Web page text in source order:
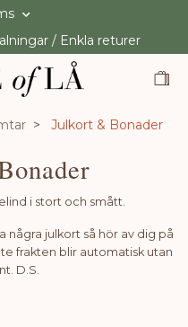
/ Enkla returer
Julkort & Bonader
i stort och smått.
några julkort så hör av dig på
frakten blir automatisk utan
D.S.